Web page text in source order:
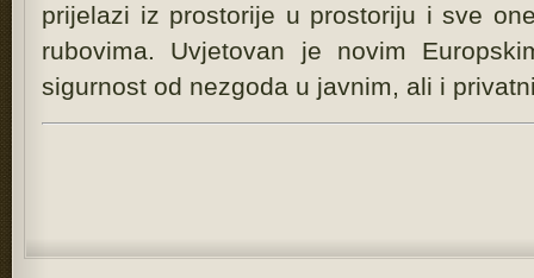
prijelazi iz prostorije u prostoriju i sve
rubovima. Uvjetovan je novim
sigurnost od nezgoda u javnim, ali i